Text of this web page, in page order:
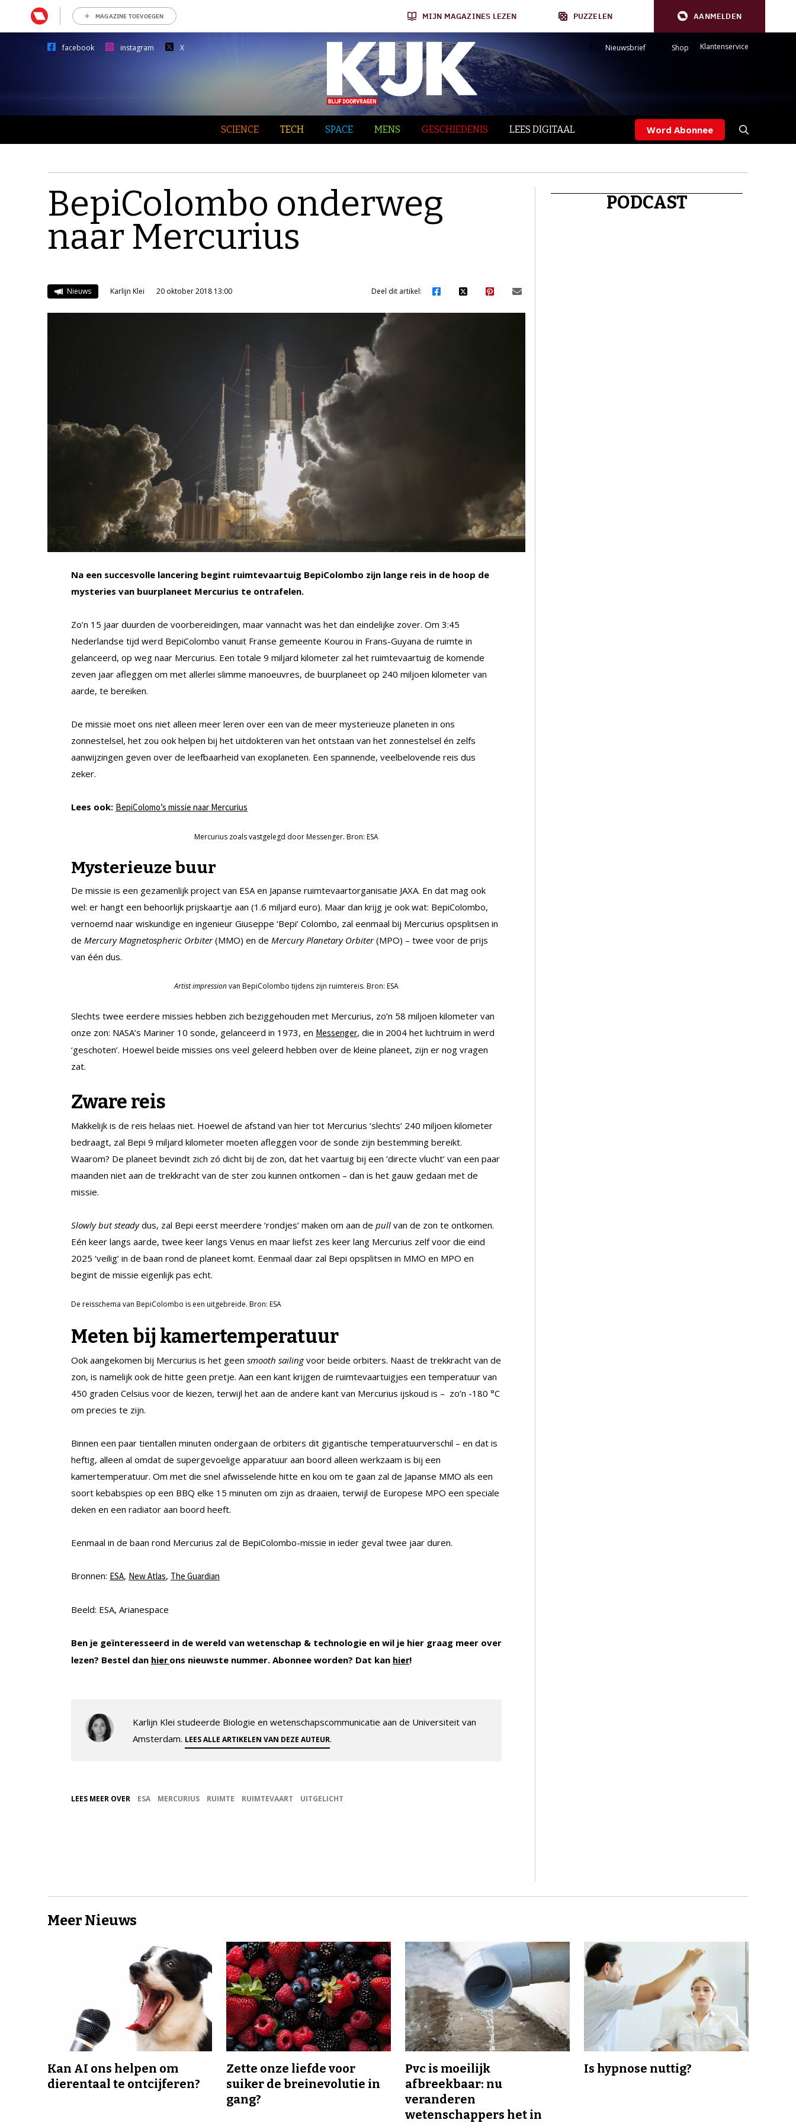
MAGAZINE TOEVOEGEN MIJN MAGAZINES LEZEN PUZZELEN AANMELDEN
facebook instagram X Nieuwsbrief Shop Klantenservice
SCIENCE TECH SPACE MENS GESCHIEDENIS LEES DIGITAAL Word Abonnee
BepiColombo onderweg
naar Mercurius
Nieuws Karlijn Klei 20 oktober 2018 13:00 Deel dit artikel:
Na een succesvolle lancering begint ruimtevaartuig BepiColombo zijn lange reis in de hoop de
mysteries van buurplaneet Mercurius te ontrafelen.
Zo’n 15 jaar duurden de voorbereidingen, maar vannacht was het dan eindelijke zover. Om 3:45
Nederlandse tijd werd BepiColombo vanuit Franse gemeente Kourou in Frans-Guyana de ruimte in
gelanceerd, op weg naar Mercurius. Een totale 9 miljard kilometer zal het ruimtevaartuig de komende
zeven jaar afleggen om met allerlei slimme manoeuvres, de buurplaneet op 240 miljoen kilometer van
aarde, te bereiken.
De missie moet ons niet alleen meer leren over een van de meer mysterieuze planeten in ons
zonnestelsel, het zou ook helpen bij het uitdokteren van het ontstaan van het zonnestelsel én zelfs
aanwijzingen geven over de leefbaarheid van exoplaneten. Een spannende, veelbelovende reis dus
zeker.
Lees ook: BepiColomo’s missie naar Mercurius
Mercurius zoals vastgelegd door Messenger. Bron: ESA
Mysterieuze buur
De missie is een gezamenlijk project van ESA en Japanse ruimtevaartorganisatie JAXA. En dat mag ook
wel: er hangt een behoorlijk prijskaartje aan (1.6 miljard euro). Maar dan krijg je ook wat: BepiColombo,
vernoemd naar wiskundige en ingenieur Giuseppe ‘Bepi’ Colombo, zal eenmaal bij Mercurius opsplitsen in
de Mercury Magnetospheric Orbiter(MMO) en de Mercury Planetary Orbiter(MPO) – twee voor de prijs
van één dus.
Artist impressionvan BepiColombo tijdens zijn ruimtereis. Bron: ESA
Slechts twee eerdere missies hebben zich beziggehouden met Mercurius, zo’n 58 miljoen kilometer van
onze zon: NASA’s Mariner 10 sonde, gelanceerd in 1973, en Messenger, die in 2004 het luchtruim in werd
‘geschoten’. Hoewel beide missies ons veel geleerd hebben over de kleine planeet, zijn er nog vragen
zat.
Zware reis
Makkelijk is de reis helaas niet. Hoewel de afstand van hier tot Mercurius ‘slechts’ 240 miljoen kilometer
bedraagt, zal Bepi 9 miljard kilometer moeten afleggen voor de sonde zijn bestemming bereikt.
Waarom? De planeet bevindt zich zó dicht bij de zon, dat het vaartuig bij een ‘directe vlucht’ van een paar
maanden niet aan de trekkracht van de ster zou kunnen ontkomen – dan is het gauw gedaan met de
missie.
Slowly but steadydus, zal Bepi eerst meerdere ‘rondjes’ maken om aan de pull van de zon te ontkomen.
Eén keer langs aarde, twee keer langs Venus en maar liefst zes keer lang Mercurius zelf voor die eind
2025 ‘veilig’ in de baan rond de planeet komt. Eenmaal daar zal Bepi opsplitsen in MMO en MPO en
begint de missie eigenlijk pas echt.
De reisschema van BepiColombo is een uitgebreide. Bron: ESA
Meten bij kamertemperatuur
Ook aangekomen bij Mercurius is het geen smooth sailingvoor beide orbiters. Naast de trekkracht van de
zon, is namelijk ook de hitte geen pretje. Aan een kant krijgen de ruimtevaartuigjes een temperatuur van
450 graden Celsius voor de kiezen, terwijl het aan de andere kant van Mercurius ijskoud is – zo’n -180 °C
om precies te zijn.
Binnen een paar tientallen minuten ondergaan de orbiters dit gigantische temperatuurverschil – en dat is
heftig, alleen al omdat de supergevoelige apparatuur aan boord alleen werkzaam is bij een
kamertemperatuur. Om met die snel afwisselende hitte en kou om te gaan zal de Japanse MMO als een
soort kebabspies op een BBQ elke 15 minuten om zijn as draaien, terwijl de Europese MPO een speciale
deken en een radiator aan boord heeft.
Eenmaal in de baan rond Mercurius zal de BepiColombo-missie in ieder geval twee jaar duren.
Bronnen: ESA, New Atlas, The Guardian
Beeld: ESA, Arianespace
Ben je geïnteresseerd in de wereld van wetenschap & technologie en wil je hier graag meer over
lezen? Bestel dan hier ons nieuwste nummer. Abonnee worden? Dat kan hier!
Karlijn Klei studeerde Biologie en wetenschapscommunicatie aan de Universiteit van
Amsterdam. LEES ALLE ARTIKELEN VAN DEZE AUTEUR.
LEES MEER OVER ESA MERCURIUS RUIMTE RUIMTEVAART UITGELICHT
PODCAST
Meer Nieuws
Kan AI ons helpen om
dierentaal te ontcijferen?
Zette onze liefde voor
suiker de breinevolutie in
gang?
Pvc is moeilijk
afbreekbaar: nu
veranderen
wetenschappers het in
Is hypnose nuttig?